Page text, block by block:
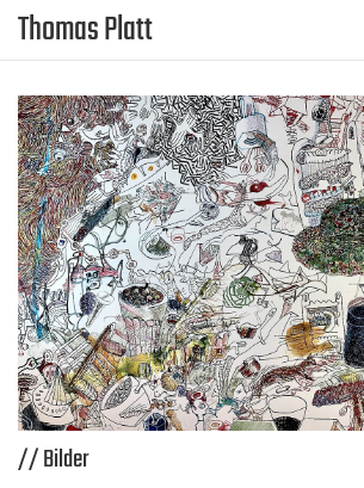
Thomas Platt
// Bilder